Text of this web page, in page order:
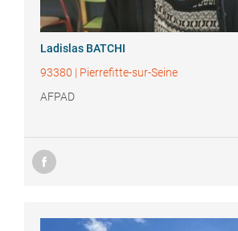
Ladislas BATCHI
93380 | Pierrefitte-sur-Seine
AFPAD